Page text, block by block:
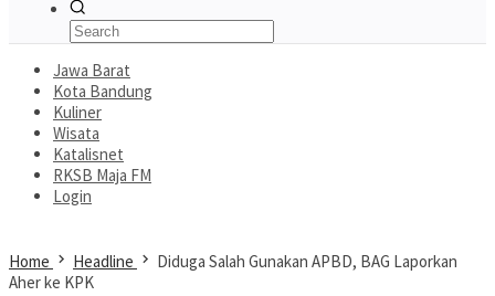
Jawa Barat
Kota Bandung
Kuliner
Wisata
Katalisnet
RKSB Maja FM
Login
Home Headline
Diduga Salah Gunakan APBD, BAG Laporkan
Aher ke KPK